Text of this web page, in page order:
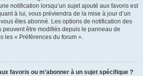
notification lorsqu’un sujet ajouté aux favoris est
à lui, vous préviendra de la mise à jour d’un
êtes abonné. Les options de notification des
peuvent être modifiés depuis le panneau de
les « Préférences du forum ».
favoris ou m’abonner à un sujet spécifique ?